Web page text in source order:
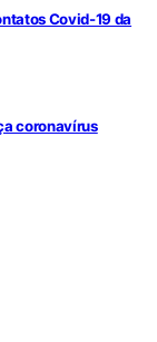
Covid-19 da
coronavírus